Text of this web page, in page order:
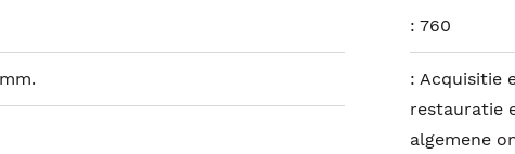
:760
:Acquisitie
restauratie
algemene